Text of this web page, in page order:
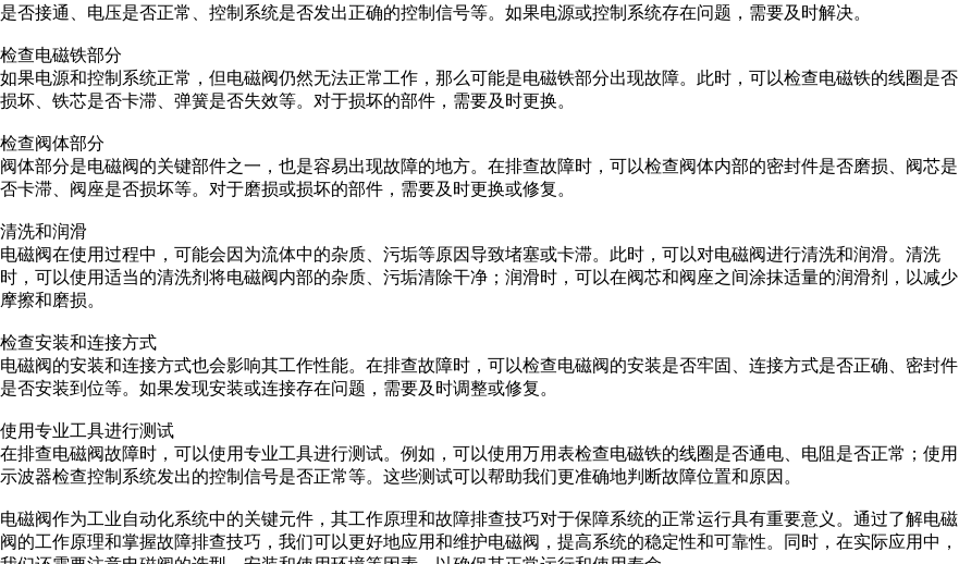
是否接通、电压是否正常、控制系统是否发出正确的控制信号等。如果电源或控制系统存在问题，需要及时解决。
检查电磁铁部分
如果电源和控制系统正常，但电磁阀仍然无法正常工作，那么可能是电磁铁部分出现故障。此时，可以检查电磁铁的线圈是否
损坏、铁芯是否卡滞、弹簧是否失效等。对于损坏的部件，需要及时更换。
检查阀体部分
阀体部分是电磁阀的关键部件之一，也是容易出现故障的地方。在排查故障时，可以检查阀体内部的密封件是否磨损、阀芯是
否卡滞、阀座是否损坏等。对于磨损或损坏的部件，需要及时更换或修复。
清洗和润滑
电磁阀在使用过程中，可能会因为流体中的杂质、污垢等原因导致堵塞或卡滞。此时，可以对电磁阀进行清洗和润滑。清洗
时，可以使用适当的清洗剂将电磁阀内部的杂质、污垢清除干净；润滑时，可以在阀芯和阀座之间涂抹适量的润滑剂，以减少
摩擦和磨损。
检查安装和连接方式
电磁阀的安装和连接方式也会影响其工作性能。在排查故障时，可以检查电磁阀的安装是否牢固、连接方式是否正确、密封件
是否安装到位等。如果发现安装或连接存在问题，需要及时调整或修复。
使用专业工具进行测试
在排查电磁阀故障时，可以使用专业工具进行测试。例如，可以使用万用表检查电磁铁的线圈是否通电、电阻是否正常；使用
示波器检查控制系统发出的控制信号是否正常等。这些测试可以帮助我们更准确地判断故障位置和原因。
电磁阀作为工业自动化系统中的关键元件，其工作原理和故障排查技巧对于保障系统的正常运行具有重要意义。通过了解电磁
阀的工作原理和掌握故障排查技巧，我们可以更好地应用和维护电磁阀，提高系统的稳定性和可靠性。同时，在实际应用中，